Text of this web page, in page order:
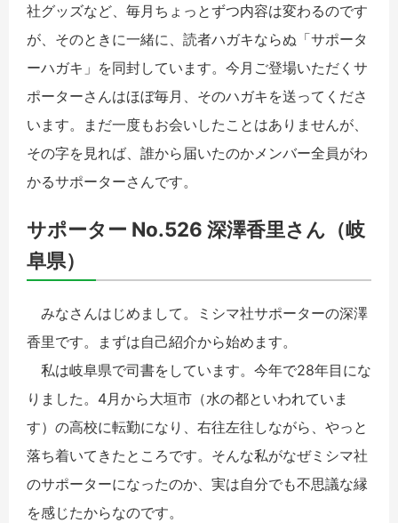
社グッズなど、毎月ちょっとずつ内容は変わるのです
が、そのときに一緒に、読者ハガキならぬ「サポータ
ーハガキ」を同封しています。今月ご登場いただくサ
ポーターさんはほぼ毎月、そのハガキを送ってくださ
います。まだ一度もお会いしたことはありませんが、
その字を見れば、誰から届いたのかメンバー全員がわ
かるサポーターさんです。
サポーター No.526 深澤香里さん（岐
阜県）
みなさんはじめまして。ミシマ社サポーターの深澤
香里です。まずは自己紹介から始めます。
私は岐阜県で司書をしています。今年で28年目にな
りました。4月から大垣市（水の都といわれていま
す）の高校に転勤になり、右往左往しながら、やっと
落ち着いてきたところです。そんな私がなぜミシマ社
のサポーターになったのか、実は自分でも不思議な縁
を感じたからなのです。